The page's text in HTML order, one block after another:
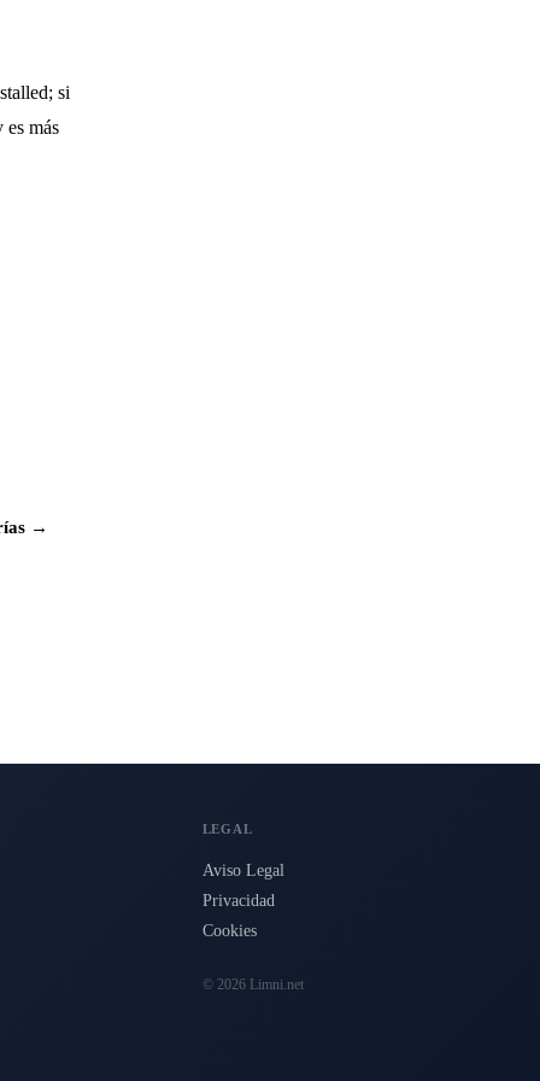
si
es más
→
LEGAL
Aviso Legal
Privacidad
Cookies
© 2026 Limni.net